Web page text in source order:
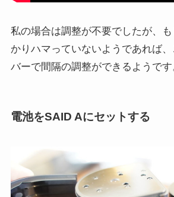
私の場合は調整が不要でしたが、
かりハマっていないようであれば
バーで間隔の調整ができるようです
電池をSAID Aにセットする